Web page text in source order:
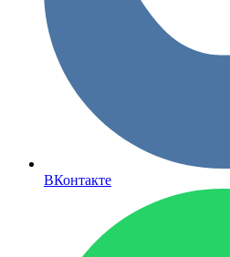
ВКонтакте